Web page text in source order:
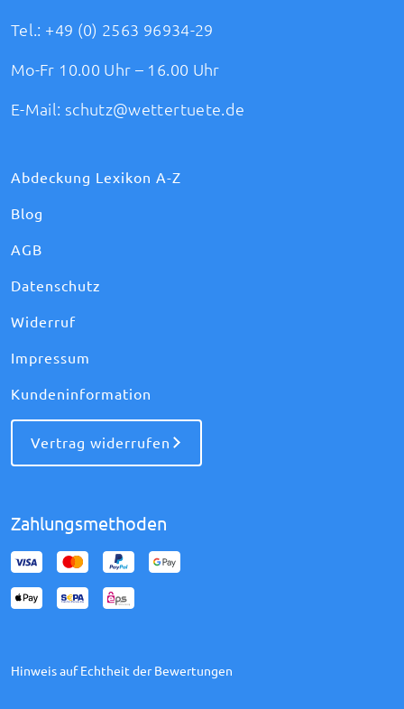
Tel.: +49 (0) 2563 96934-29
Mo-Fr 10.00 Uhr – 16.00 Uhr
E-Mail: schutz@wettertuete.de
Abdeckung Lexikon A-Z
Blog
AGB
Datenschutz
Widerruf
Impressum
Kundeninformation
Vertrag widerrufen
Zahlungsmethoden
Hinweis auf Echtheit der Bewertungen